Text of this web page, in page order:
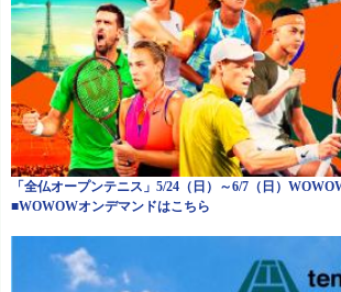
「全仏オープンテニス」5/24（日）～6/7（日）
■WOWOWオンデマンドはこちら